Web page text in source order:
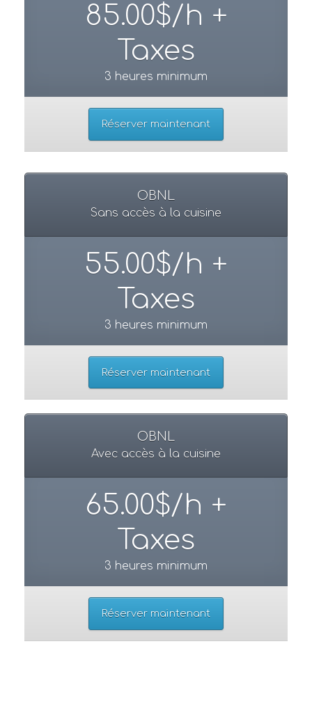
85.00$/h +
Taxes
3 heures minimum
Réserver maintenant
OBNL
Sans accès à la cuisine
55.00$/h +
Taxes
3 heures minimum
Réserver maintenant
OBNL
Avec accès à la cuisine
65.00$/h +
Taxes
3 heures minimum
Réserver maintenant